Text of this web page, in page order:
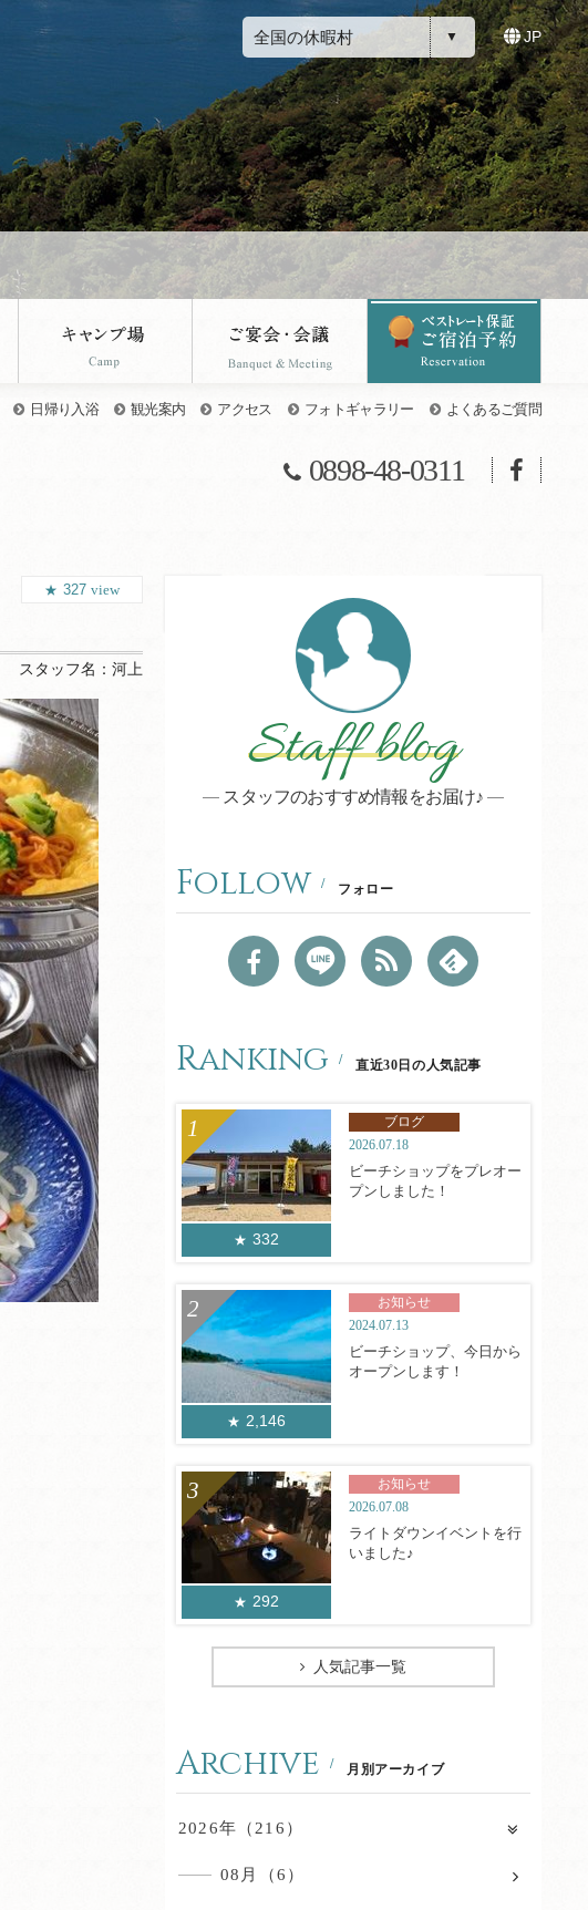
全国の休暇村 JP
日帰り入浴 観光案内 アクセス フォトギャラリー よくあるご質問
0898-48-0311
327 view
スタッフ名： 河上
Staff blog
スタッフのおすすめ情報をお届け♪
Follow フォロー
Ranking 直近30日の人気記事
332
ブログ
2026.07.18
ビーチショップをプレオー
プンしました！
2,146
お知らせ
2024.07.13
ビーチショップ、今日から
オープンします！
292
お知らせ
2026.07.08
ライトダウンイベントを行
いました♪
人気記事一覧
Archive 月別アーカイブ
2026年（216）
08月（6）